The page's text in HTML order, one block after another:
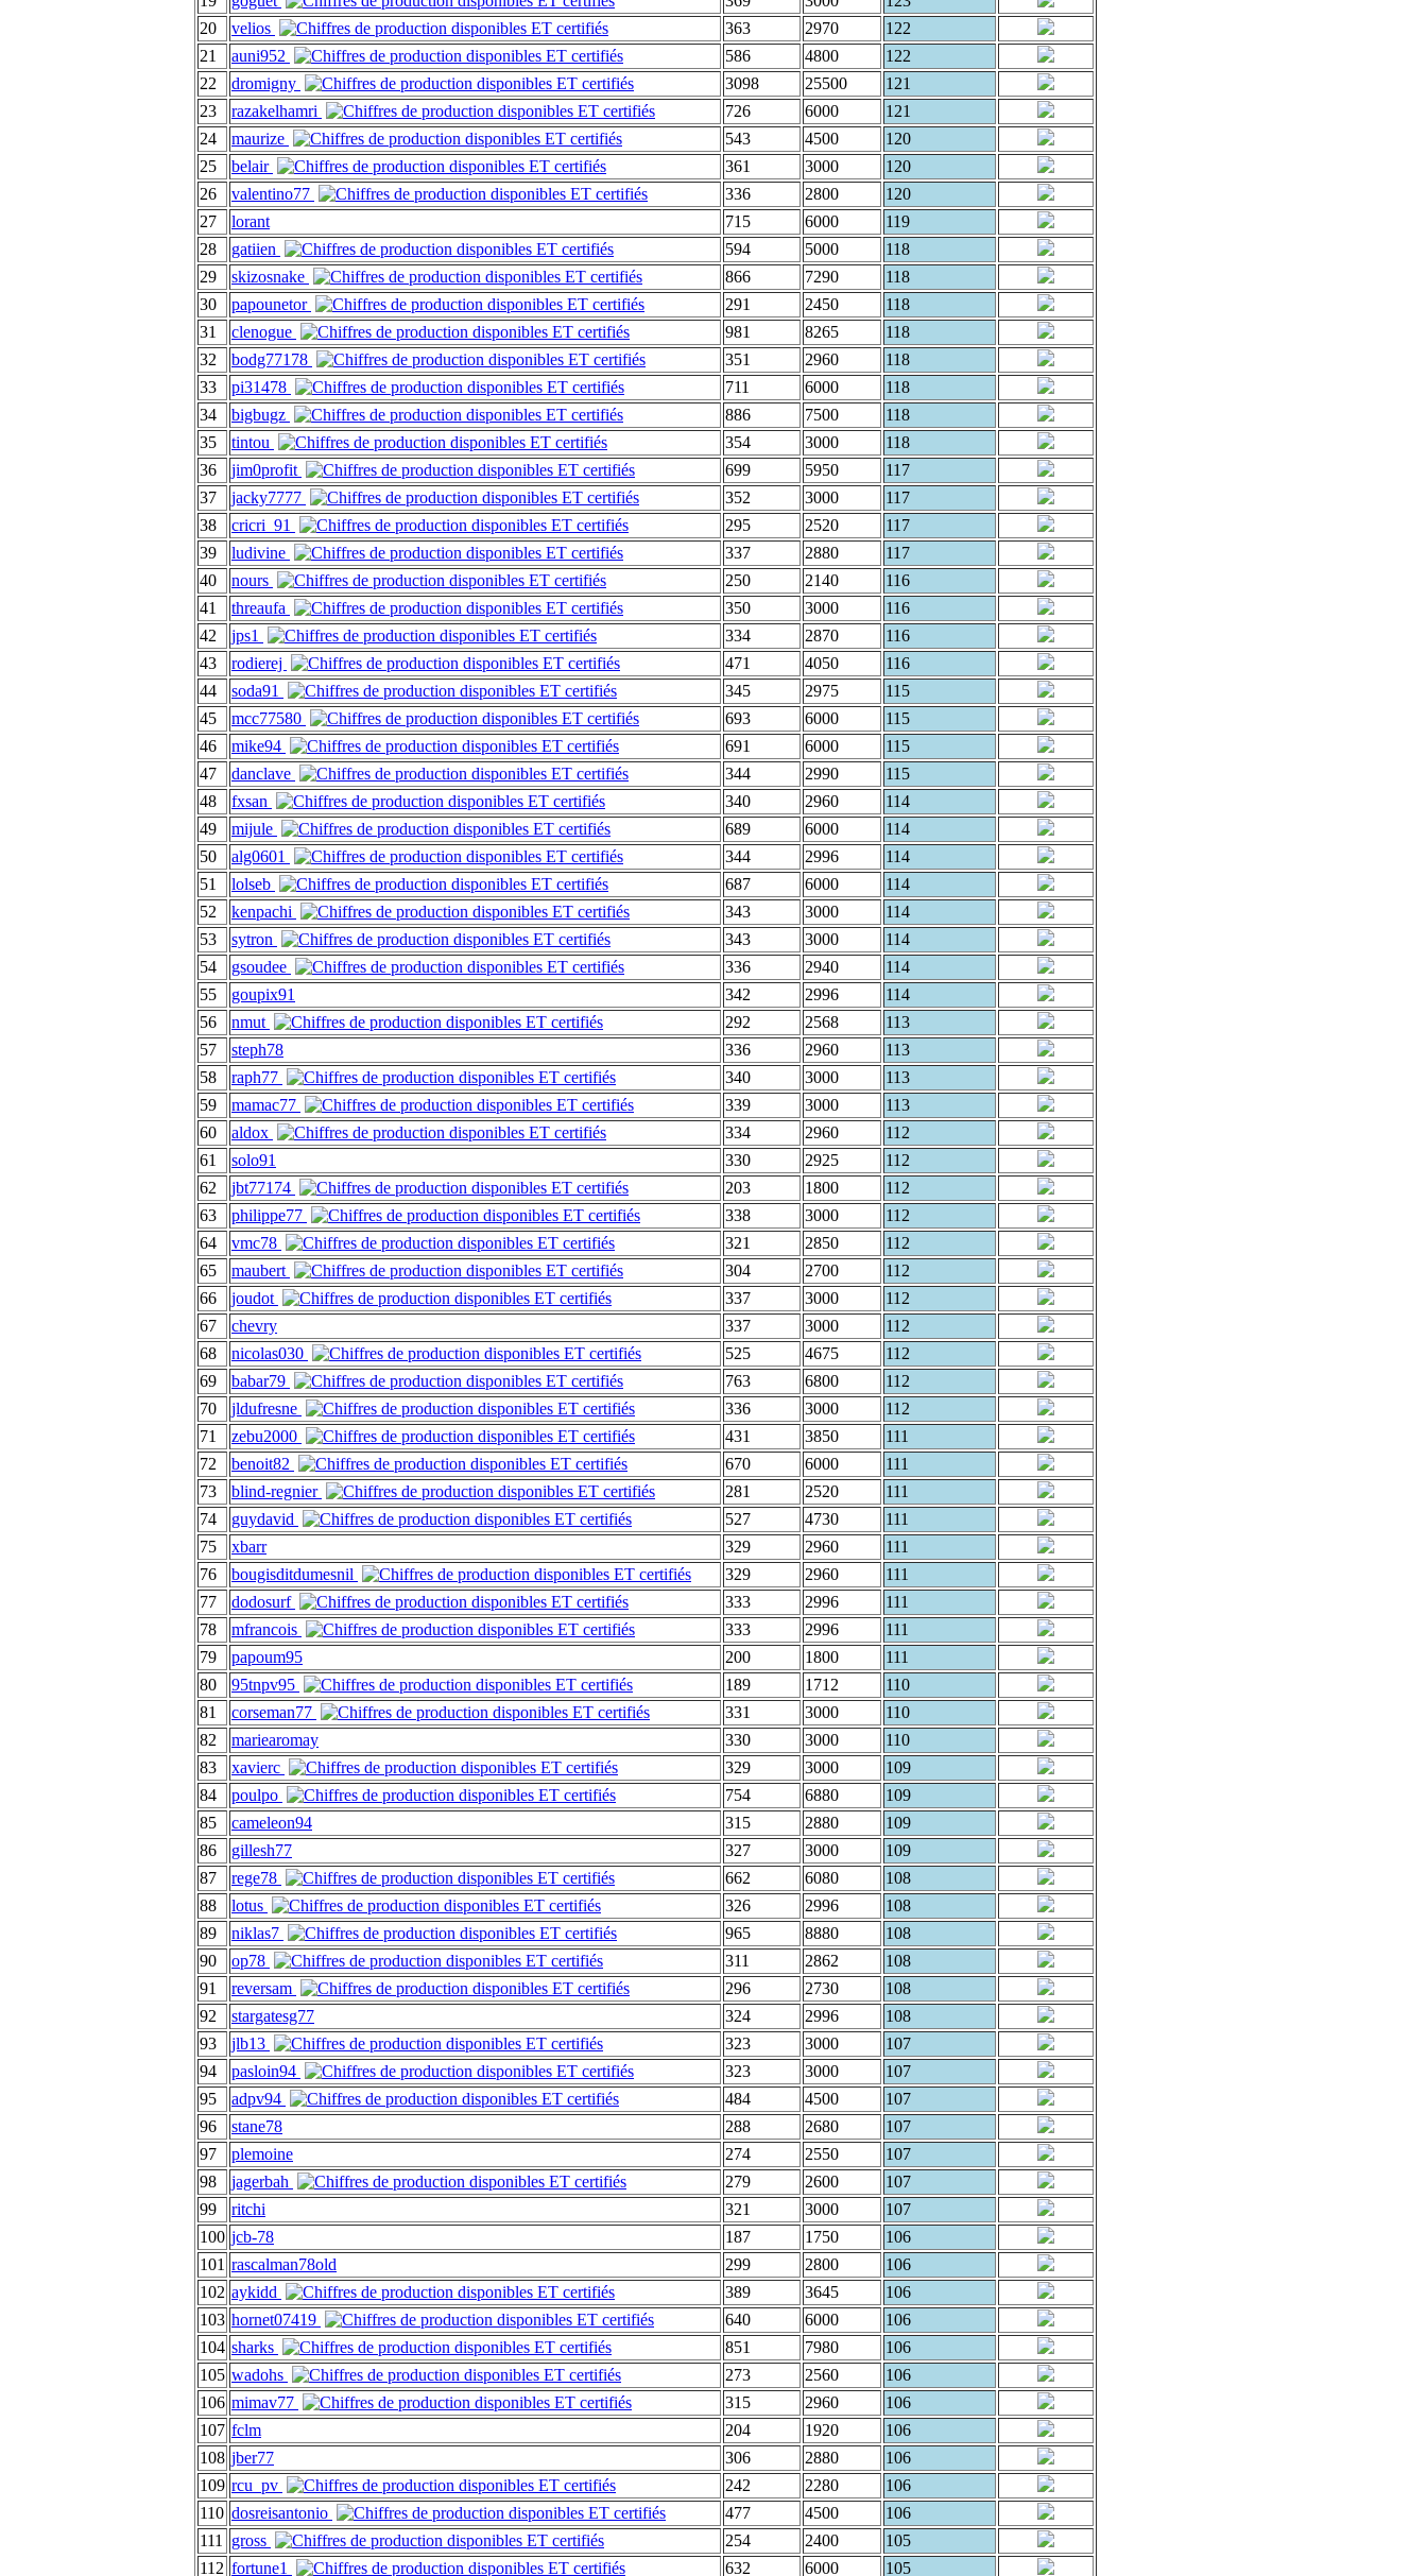
20
velios 363 2970
122
21
auni952 586 4800
122
22
dromigny 3098 25500
121
23
razakelhamri 726 6000
121
24
maurize 543 4500
120
25
belair 361 3000
120
26
valentino77 336 2800
120
27
lorant 715 6000
119
28
gatiien 594 5000
118
29
skizosnake 866 7290
118
30
papounetor 291 2450
118
31
clenogue 981 8265
118
32
bodg77178 351 2960
118
33
pi31478 711 6000
118
34
bigbugz 886 7500
118
35
tintou 354 3000
118
36
jim0profit 699 5950
117
37
jacky7777 352 3000
117
38
cricri_91 295 2520
117
39
ludivine 337 2880
117
40
nours 250 2140
116
41
threaufa 350 3000
116
42
jps1 334 2870
116
43
rodierej 471 4050
116
44
soda91 345 2975
115
45
mcc77580 693 6000
115
46
mike94 691 6000
115
47
danclave 344 2990
115
48
fxsan 340 2960
114
49
mijule 689 6000
114
50
alg0601 344 2996
114
51
lolseb 687 6000
114
52
kenpachi 343 3000
114
53
sytron 343 3000
114
54
gsoudee 336 2940
114
55
goupix91 342 2996
114
56
nmut 292 2568
113
57
steph78 336 2960
113
58
raph77 340 3000
113
59
mamac77 339 3000
113
60
aldox 334 2960
112
61
solo91 330 2925
112
62
jbt77174 203 1800
112
63
philippe77 338 3000
112
64
vmc78 321 2850
112
65
maubert 304 2700
112
66
joudot 337 3000
112
67
chevry 337 3000
112
68
nicolas030 525 4675
112
69
babar79 763 6800
112
70
jldufresne 336 3000
112
71
zebu2000 431 3850
111
72
benoit82 670 6000
111
73
blind-regnier 281 2520
111
74
guydavid 527 4730
111
75
xbarr 329 2960
111
76
bougisditdumesnil 329 2960
111
77
dodosurf 333 2996
111
78
mfrancois 333 2996
111
79
papoum95 200 1800
111
80
95tnpv95 189 1712
110
81
corseman77 331 3000
110
82
mariearomay 330 3000
110
83
xavierc 329 3000
109
84
poulpo 754 6880
109
85
cameleon94 315 2880
109
86
gillesh77 327 3000
109
87
rege78 662 6080
108
88
lotus 326 2996
108
89
niklas7 965 8880
108
90
op78 311 2862
108
91
reversam 296 2730
108
92
stargatesg77 324 2996
108
93
jlb13 323 3000
107
94
pasloin94 323 3000
107
95
adpv94 484 4500
107
96
stane78 288 2680
107
97
plemoine 274 2550
107
98
jagerbah 279 2600
107
99
ritchi 321 3000
107
100 jcb-78 187 1750
106
101 rascalman78old 299 2800
106
102 aykidd 389 3645
106
103 hornet07419 640 6000
106
104 sharks 851 7980
106
105 wadohs 273 2560
106
106 mimav77 315 2960
106
107 fclm 204 1920
106
108 jber77 306 2880
106
109 rcu_pv 242 2280
106
110 dosreisantonio 477 4500
106
111
gross 254 2400
105
112 fortune1 632 6000 105